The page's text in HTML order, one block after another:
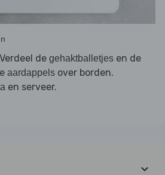
de gehaktballetjes en de
aardappels over borden.
en serveer.